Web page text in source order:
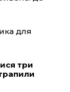
для
три